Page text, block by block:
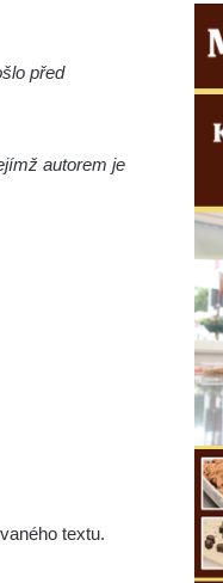
před
autorem je
textu.